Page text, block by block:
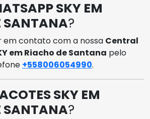
SKY EM
SANTANA?
contato com a nossa Central
em Riacho de Santana pelo
+558006054990.
SKY EM
SANTANA?